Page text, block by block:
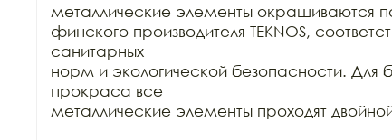
металлические элементы окрашиваются
финского производителя TEKNOS,
санитарных
норм и экологической безопасности. Для
прокраса все
металлические элементы проходят